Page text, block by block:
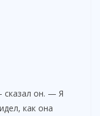
сказал он. — Я
как она